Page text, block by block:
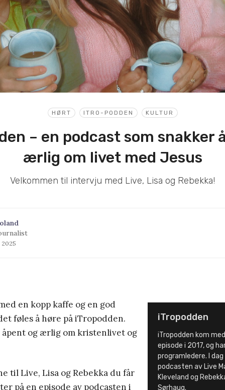
HØRT ITRO-PODDEN KULTUR
– en podcast som snakker
ærlig om livet med Jesus
Velkommen til intervju med Live, Lisa og Rebekka!
2025
iTropodden
iTropodden kom
episode i 2017, og
programledere. I
podcasten av Live
Kleveland og
Sørhaug.
en kopp kaffe og en god
føles å høre på iTropodden.
åpent og ærlig om kristenlivet og
til Live, Lisa og Rebekka du får
på en episode av podcasten i